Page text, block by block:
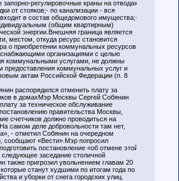
регулировочные краны на отводах
от стояков;- по канализации - вся
в состав общедомового имущества;-
(общим квартирным)
энергии.Внешняя граница является
местом, откуда ресурс становится
о приобретении коммунальных ресурсов,
организациями с целью
коммунальными услугами, не должны
предоставления коммунальных услуг и
актам Российской Федерации (п. 8
распорядился отменить плату за
в домахМэр Москвы Сергей Собянин
за техническое обслуживание
правительства Москвы,
счетчиков должно проводиться на
самом деле добровольности там нет,
- отметил Собянин на очередном
сообщают «Вести».Мэр попросил
постановление «об отмене этой
заседание столичной
также пригрозил увольнением главам 20
станут худшими по итогам года по
и уборки от снега городских улиц.